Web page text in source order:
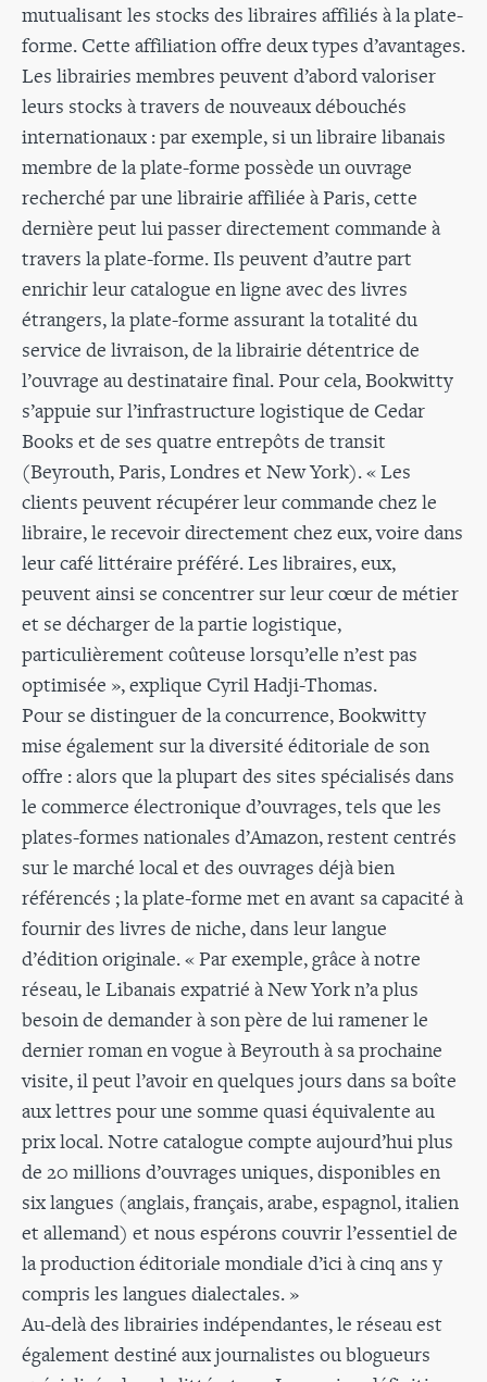
mutualisant les stocks des libraires affiliés à la plate-
forme. Cette affiliation offre deux types d’avantages.
Les librairies membres peuvent d’abord valoriser
leurs stocks à travers de nouveaux débouchés
internationaux : par exemple, si un libraire libanais
membre de la plate-forme possède un ouvrage
recherché par une librairie affiliée à Paris, cette
dernière peut lui passer directement commande à
travers la plate-forme. Ils peuvent d’autre part
enrichir leur catalogue en ligne avec des livres
étrangers, la plate-forme assurant la totalité du
service de livraison, de la librairie détentrice de
l’ouvrage au destinataire final. Pour cela, Bookwitty
s’appuie sur l’infrastructure logistique de Cedar
Books et de ses quatre entrepôts de transit
(Beyrouth, Paris, Londres et New York). « Les
clients peuvent récupérer leur commande chez le
libraire, le recevoir directement chez eux, voire dans
leur café littéraire préféré. Les libraires, eux,
peuvent ainsi se concentrer sur leur cœur de métier
et se décharger de la partie logistique,
particulièrement coûteuse lorsqu’elle n’est pas
optimisée », explique Cyril Hadji-Thomas.
Pour se distinguer de la concurrence, Bookwitty
mise également sur la diversité éditoriale de son
offre : alors que la plupart des sites spécialisés dans
le commerce électronique d’ouvrages, tels que les
plates-formes nationales d’Amazon, restent centrés
sur le marché local et des ouvrages déjà bien
référencés ; la plate-forme met en avant sa capacité à
fournir des livres de niche, dans leur langue
d’édition originale. « Par exemple, grâce à notre
réseau, le Libanais expatrié à New York n’a plus
besoin de demander à son père de lui ramener le
dernier roman en vogue à Beyrouth à sa prochaine
visite, il peut l’avoir en quelques jours dans sa boîte
aux lettres pour une somme quasi équivalente au
prix local. Notre catalogue compte aujourd’hui plus
de 20 millions d’ouvrages uniques, disponibles en
six langues (anglais, français, arabe, espagnol, italien
et allemand) et nous espérons couvrir l’essentiel de
la production éditoriale mondiale d’ici à cinq ans y
compris les langues dialectales. »
Au-delà des librairies indépendantes, le réseau est
également destiné aux journalistes ou blogueurs